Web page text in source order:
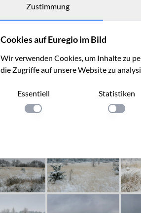
Zustimmung
Cookies auf Euregio im Bild
Wir verwenden Cookies, um Inhalte zu
die Zugriffe auf unsere Website zu
Essentiell
Einstellung anwenden
Statistiken